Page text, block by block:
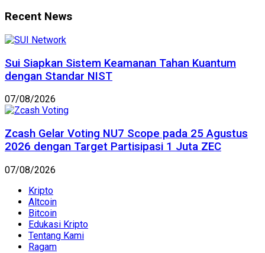
Recent News
Sui Siapkan Sistem Keamanan Tahan Kuantum
dengan Standar NIST
07/08/2026
Zcash Gelar Voting NU7 Scope pada 25 Agustus
2026 dengan Target Partisipasi 1 Juta ZEC
07/08/2026
Kripto
Altcoin
Bitcoin
Edukasi Kripto
Tentang Kami
Ragam